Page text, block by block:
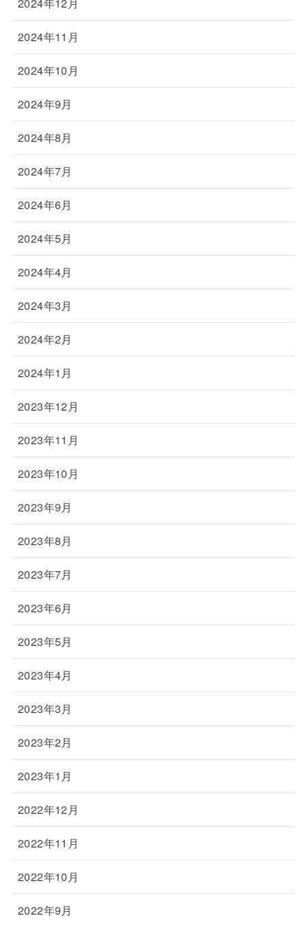
2024年11月
2024年10月
2024年9月
2024年8月
2024年7月
2024年6月
2024年5月
2024年4月
2024年3月
2024年2月
2024年1月
2023年12月
2023年11月
2023年10月
2023年9月
2023年8月
2023年7月
2023年6月
2023年5月
2023年4月
2023年3月
2023年2月
2023年1月
2022年12月
2022年11月
2022年10月
2022年9月